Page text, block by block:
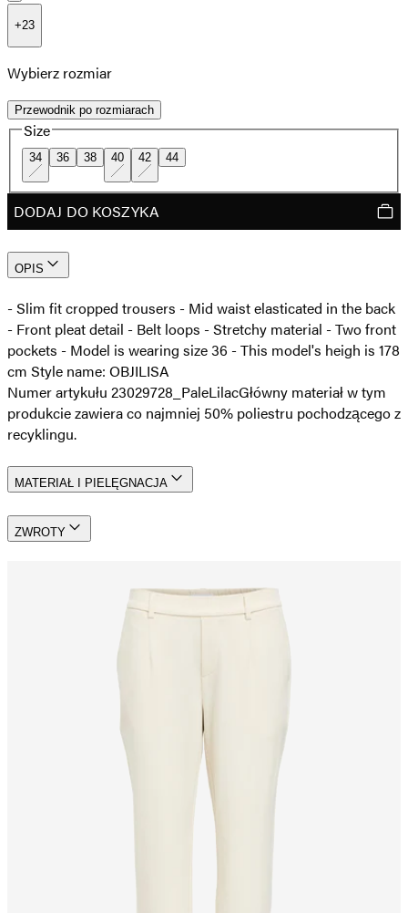
+23
Wybierz rozmiar
Przewodnik po rozmiarach
Size
34 36 38 40 42 44
DODAJ DO KOSZYKA
OPIS
- Slim fit cropped trousers - Mid waist elasticated in the back
- Front pleat detail - Belt loops - Stretchy material - Two front
pockets - Model is wearing size 36 - This model's heigh is 178
cm Style name: OBJILISA
Numer artykułu 23029728_PaleLilacGłówny materiał w tym
produkcie zawiera co najmniej 50% poliestru pochodzącego z
recyklingu.
MATERIAŁ I PIELĘGNACJA
ZWROTY